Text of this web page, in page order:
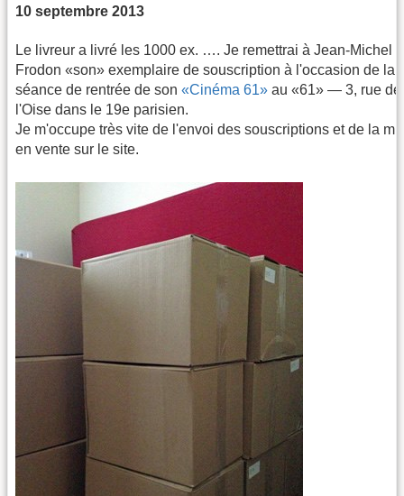
10 septembre 2013
Le livreur a livré les 1000 ex. …. Je remettrai à Jean-Michel
Frodon «son» exemplaire de souscription à l'occasion de la
séance de rentrée de son «Cinéma 61» au «61» — 3, rue de
l'Oise dans le 19e parisien.
Je m'occupe très vite de l'envoi des souscriptions et de la
en vente sur le site.